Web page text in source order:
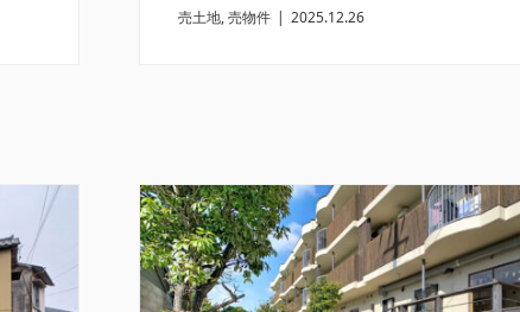
畑・農地用地
売土地,売物件 | 2025.12.26